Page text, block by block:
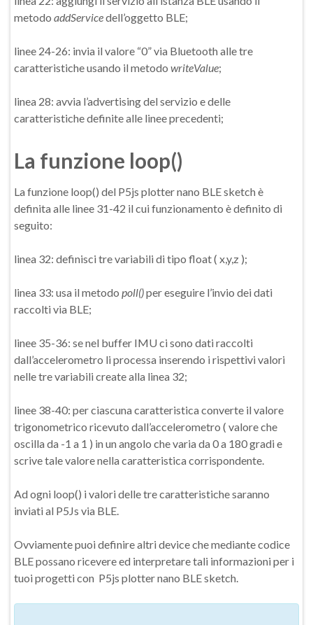
metodo addServicedell’oggetto BLE;
linee 24-26: invia il valore “0” via Bluetooth alle tre
caratteristiche usando il metodo writeValue;
linea 28: avvia l’advertising del servizio e delle
caratteristiche definite alle linee precedenti;
La funzione loop()
La funzione loop() del P5js plotter nano BLE sketch è
definita alle linee 31-42 il cui funzionamento è definito di
seguito:
linea 32: definisci tre variabili di tipo float ( x,y,z );
linea 33: usa il metodo poll()per eseguire l’invio dei dati
raccolti via BLE;
linee 35-36: se nel buffer IMU ci sono dati raccolti
dall’accelerometro li processa inserendo i rispettivi valori
nelle tre variabili create alla linea 32;
linee 38-40: per ciascuna caratteristica converte il valore
trigonometrico ricevuto dall’accelerometro ( valore che
oscilla da -1 a 1 ) in un angolo che varia da 0 a 180 gradi e
scrive tale valore nella caratteristica corrispondente.
Ad ogni loop() i valori delle tre caratteristiche saranno
inviati al P5Js via BLE.
Ovviamente puoi definire altri device che mediante codice
BLE possano ricevere ed interpretare tali informazioni per i
tuoi progetti con P5js plotter nano BLE sketch.